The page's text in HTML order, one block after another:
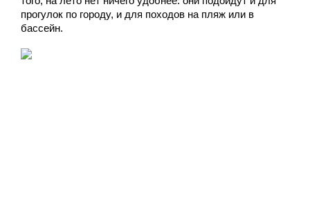
прогулок по городу, и для походов на пляж или в
бассейн.